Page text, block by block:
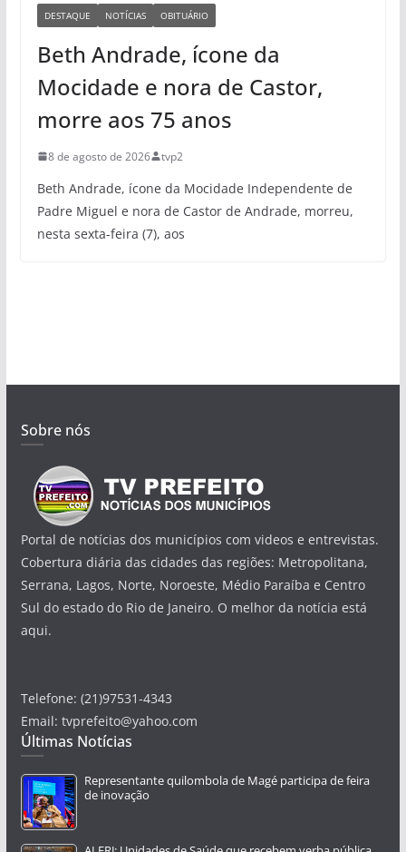
DESTAQUE NOTÍCIAS OBITUÁRIO
Beth Andrade, ícone da
Mocidade e nora de Castor,
morre aos 75 anos
8 de agosto de 2026 tvp2
Beth Andrade, ícone da Mocidade Independente de
Padre Miguel e nora de Castor de Andrade, morreu,
nesta sexta-feira (7), aos
Sobre nós
Portal de notícias dos municípios com videos e entrevistas.
Cobertura diária das cidades das regiões: Metropolitana,
Serrana, Lagos, Norte, Noroeste, Médio Paraíba e Centro
Sul do estado do Rio de Janeiro. O melhor da notícia está
aqui.
Telefone: (21)97531-4343
Email: tvprefeito@yahoo.com
Últimas Notícias
Representante quilombola de Magé participa de feira
de inovação